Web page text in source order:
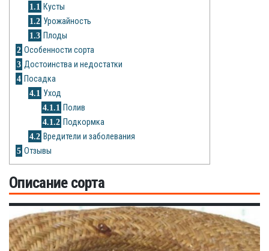
Петуния
Рецепты
О сайте
1.1 Кусты
1.2 Урожайность
1.3 Плоды
2 Особенности сорта
3 Достоинства и недостатки
4 Посадка
4.1 Уход
4.1.1 Полив
4.1.2 Подкормка
4.2 Вредители и заболевания
5 Отзывы
Описание сорта